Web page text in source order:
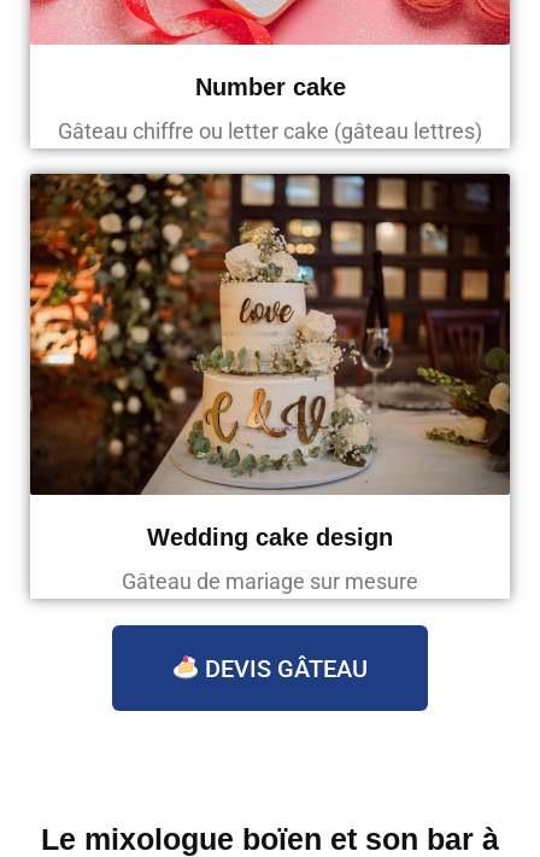
Number cake
Gâteau chiffre ou letter cake (gâteau lettres)
Wedding cake design
Gâteau de mariage sur mesure
DEVIS GÂTEAU
Le mixologue boïen et son bar à